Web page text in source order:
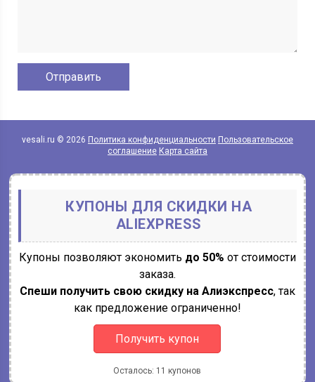
vesali.ru © 2026 Политика конфиденциальности Пользовательское
соглашение Карта сайта
КУПОНЫ ДЛЯ СКИДКИ НА
ALIEXPRESS
Купоны позволяют экономить до 50% от стоимости
заказа.
Спеши получить свою скидку на Алиэкспресс, так
как предложение ограниченно!
Получить купон
Осталось: 11 купонов